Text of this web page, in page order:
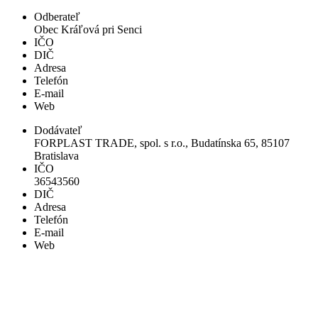
Odberateľ
Obec Kráľová pri Senci
IČO
DIČ
Adresa
Telefón
E-mail
Web
Dodávateľ
FORPLAST TRADE, spol. s r.o., Budatínska 65, 85107
Bratislava
IČO
36543560
DIČ
Adresa
Telefón
E-mail
Web